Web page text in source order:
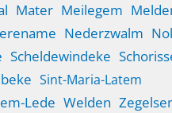
Mater Meilegem
Nederzwalm
Scheldewindeke
Sint-Maria-Latem
Lede Welden